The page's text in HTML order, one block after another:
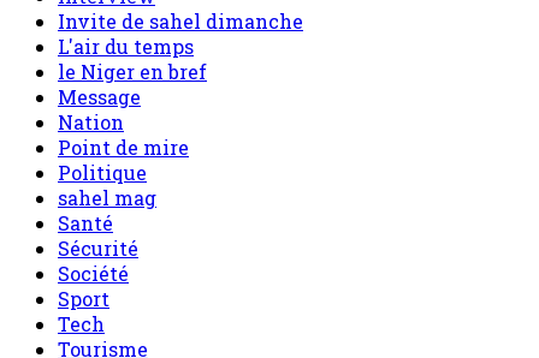
Invite de sahel dimanche
L'air du temps
le Niger en bref
Message
Nation
Point de mire
Politique
sahel mag
Santé
Sécurité
Société
Sport
Tech
Tourisme